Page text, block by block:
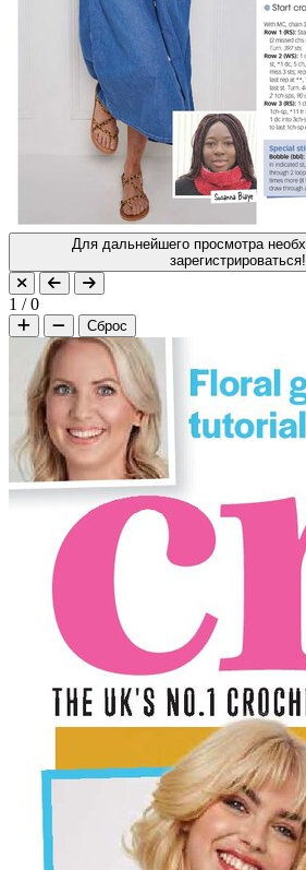
Для дальнейшего просмотра необходимо войти или
зарегистрироваться!
1 /0
Сброс